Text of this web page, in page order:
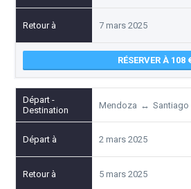
7 mars 2025
RÉSERVER À 108
Mendoza ↔ Santiago
2 mars 2025
5 mars 2025